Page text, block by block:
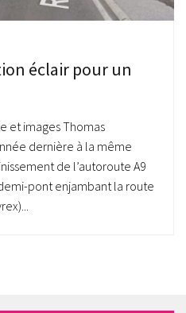
éclair pour un
et images Thomas
dernière à la même
de l’autoroute A9
pont enjambant la route